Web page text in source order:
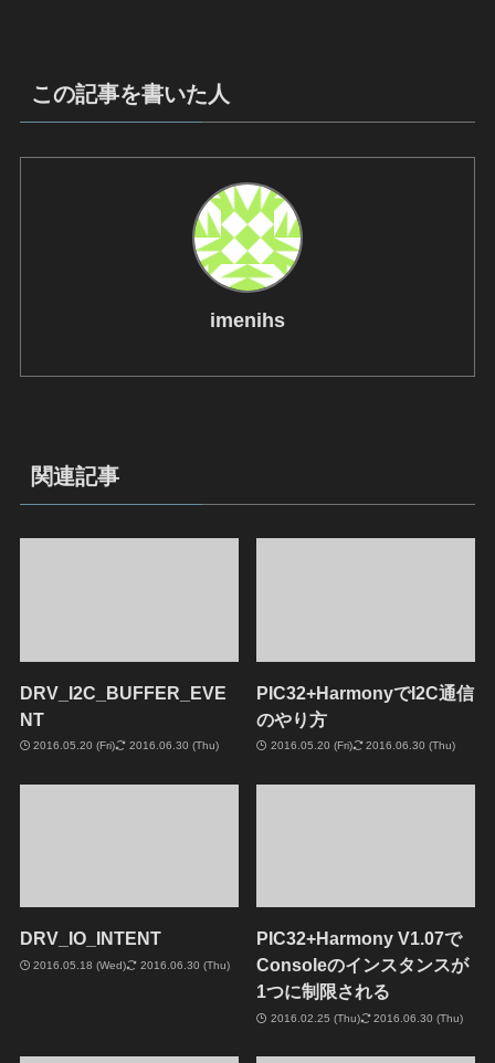
この記事を書いた人
imenihs
関連記事
DRV_I2C_BUFFER_EVE
NT
2016.05.20 (Fri) 2016.06.30 (Thu)
PIC32+HarmonyでI2C通信
のやり方
2016.05.20 (Fri) 2016.06.30 (Thu)
DRV_IO_INTENT
2016.05.18 (Wed) 2016.06.30 (Thu)
PIC32+Harmony V1.07で
Consoleのインスタンスが
1つに制限される
2016.02.25 (Thu) 2016.06.30 (Thu)